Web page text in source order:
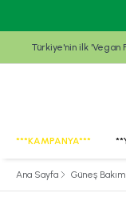
Türkiye'nin ilk 'Vegan
***KAMPANYA***
Ana Sayfa Güneş Bakım